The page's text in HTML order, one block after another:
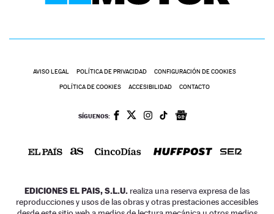
AVISO LEGAL POLÍTICA DE PRIVACIDAD CONFIGURACIÓN DE COOKIES
POLÍTICA DE COOKIES ACCESIBILIDAD CONTACTO
SÍGUENOS:
EDICIONES EL PAIS, S.L.U. realiza una reserva expresa de las
reproducciones y usos de las obras y otras prestaciones accesibles